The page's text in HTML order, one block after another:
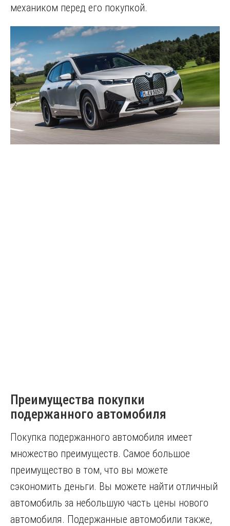
механиком перед его покупкой.
Преимущества покупки
подержанного автомобиля
Покупка подержанного автомобиля имеет
множество преимуществ. Самое большое
преимущество в том, что вы можете
сэкономить деньги. Вы можете найти отличный
автомобиль за небольшую часть цены нового
автомобиля. Подержанные автомобили также,